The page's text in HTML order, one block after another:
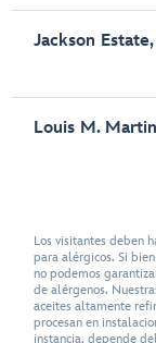
Jackson
Louis M.
Los visitantes deben
para alérgicos. Si
no podemos
de alérgenos.
aceites altamente
procesan en
instancia, depende